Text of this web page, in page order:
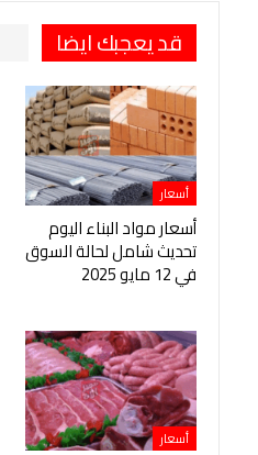
قد يعجبك ايضا
أسعار
أسعار مواد البناء اليوم
تحديث شامل لحالة السوق
في 12 مايو 2025
أسعار